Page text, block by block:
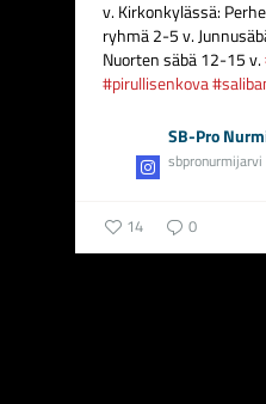
v. Kirkonkylässä:
ryhmä 2-5 v.
Nuorten säbä 12-15 v.
#pirullisenkova
SB-Pro
sbpronurmijarvi
14 0